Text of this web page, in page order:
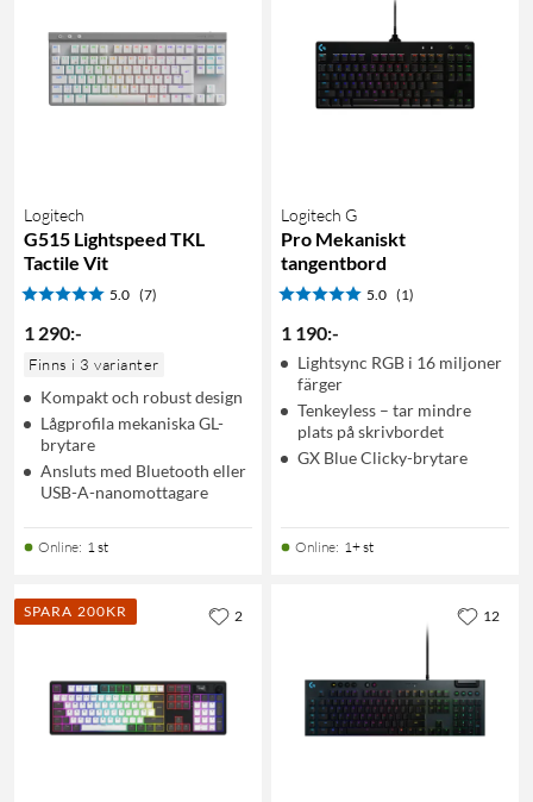
Logitech
G515 Lightspeed TKL
Tactile Vit
5.0 (7)
1 290:-
Finns i 3 varianter
Kompakt och robust design
Lågprofila mekaniska GL-
brytare
Ansluts med Bluetooth eller
USB-A-nanomottagare
Online: 1 st
Logitech G
Pro Mekaniskt
tangentbord
5.0 (1)
1 190:-
Lightsync RGB i 16 miljoner
färger
Tenkeyless – tar mindre
plats på skrivbordet
GX Blue Clicky-brytare
Online: 1+ st
SPARA 200KR 2 12